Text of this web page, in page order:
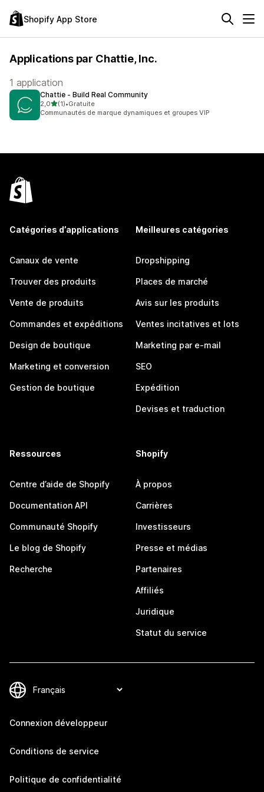
Shopify App Store
Applications par Chattie, Inc.
1 application
Chattie ‑ Build Real Community
2,0étoile(s) sur 5
(1)
1 avis au total
•Gratuite
Communautés de marque dynamiques et groupes VIP
Catégories d’applications
Canaux de vente
Trouver des produits
Vente de produits
Commandes et expéditions
Design de boutique
Marketing et conversion
Gestion de boutique
Meilleures catégories
Dropshipping
Places de marché
Avis sur les produits
Ventes incitatives et lots
Marketing par e-mail
SEO
Expédition
Devises et traduction
Ressources
Centre d’aide de Shopify
Documentation API
Communauté Shopify
Le blog de Shopify
Recherche
Shopify
À propos
Carrières
Investisseurs
Presse et médias
Partenaires
Affiliés
Juridique
Statut du service
Connexion développeur
Conditions de service
Politique de confidentialité